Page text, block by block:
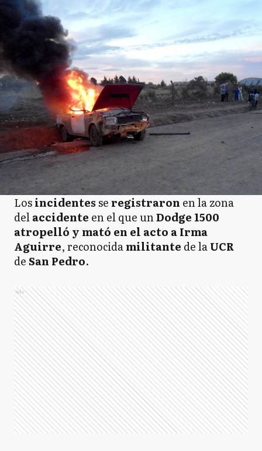
Losincidentesse registraron en la zona
delaccidente en el que unDodge 1500
atropelló y mató en el acto a Irma
Aguirre, reconocidamilitante de laUCR
deSan Pedro.
Ads